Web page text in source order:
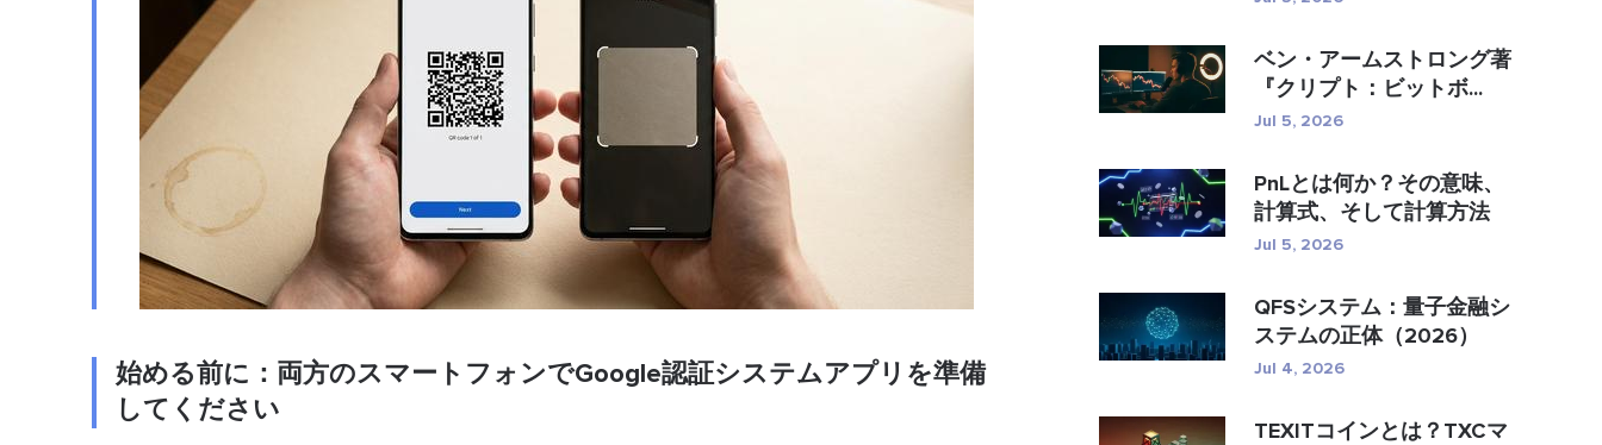
始める前に：両方のスマートフォンでGoogle認証システムアプリを準備
してください
ベン・アームストロング著
『クリプト：ビットボ...
Jul 5, 2026
PnLとは何か？その意味、
計算式、そして計算方法
Jul 5, 2026
QFSシステム：量子金融シ
ステムの正体（2026）
Jul 4, 2026
TEXITコインとは？TXCマ